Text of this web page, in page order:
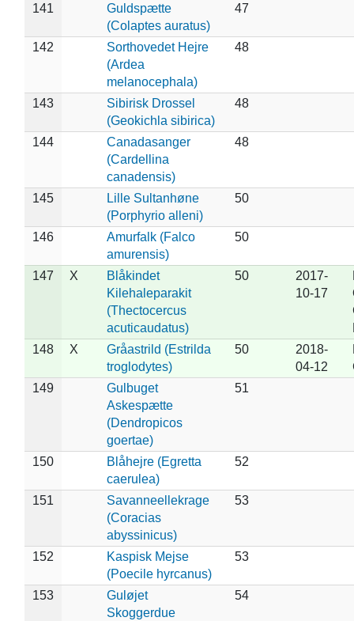
141
Guldspætte
(Colaptes auratus)
47
142
Sorthovedet Hejre
(Ardea
melanocephala)
48
143
Sibirisk Drossel
(Geokichla sibirica)
48
144
Canadasanger
(Cardellina
canadensis)
48
145
Lille Sultanhøne
(Porphyrio alleni)
50
146
Amurfalk (Falco
amurensis)
50
147 X
Blåkindet
Kilehaleparakit
(Thectocercus
acuticaudatus)
50
2017-
10-17
148
X
Gråastrild (Estrilda
troglodytes)
50
2018-
04-12
149
Gulbuget
Askespætte
(Dendropicos
goertae)
51
150
Blåhejre (Egretta
caerulea)
52
151
Savanneellekrage
(Coracias
abyssinicus)
53
152
Kaspisk Mejse
(Poecile hyrcanus)
53
153
Guløjet
Skoggerdue
54